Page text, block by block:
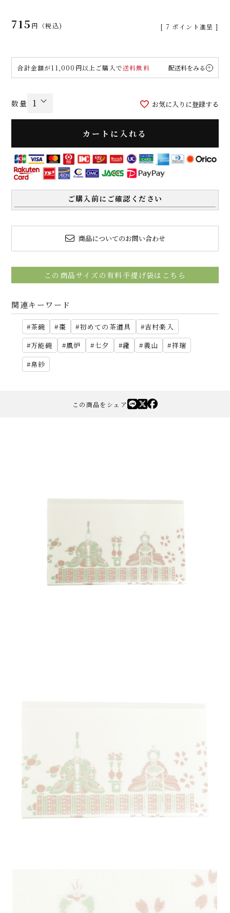
715 税込 [ 7 ポイント進呈 ]
合計金額が11,000円以上ご購入で送料無料 配送料をみる
お気に入りに登録する
カートに入れる
ご購入前にご確認ください
商品についてのお問い合わせ
この商品サイズの有料手提げ袋はこちら
関連キーワード
茶碗 棗 初めての茶道具
吉村楽入
万能碗
風炉 七夕 瀧 義山
祥瑞
帛紗
この商品をシェア